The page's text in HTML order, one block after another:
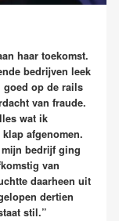
haar toekomst.
bedrijven leek
goed op de rails
van fraude.
wat ik
afgenomen.
bedrijf ging
van
daarheen uit
dertien
stil.”